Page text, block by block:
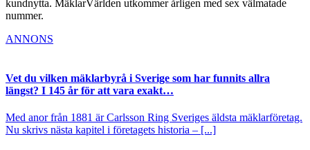
kundnytta. MäklarVärlden utkommer årligen med sex välmatade
nummer.
ANNONS
Vet du vilken mäklarbyrå i Sverige som har funnits allra
längst? I 145 år för att vara exakt…
Med anor från 1881 är Carlsson Ring Sveriges äldsta mäklarföretag.
Nu skrivs nästa kapitel i företagets historia – [...]